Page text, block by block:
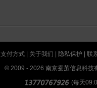
支付方式 关于我们 隐私保护 联
©2009 - 2026 南京蚕茧信息科技
(每天